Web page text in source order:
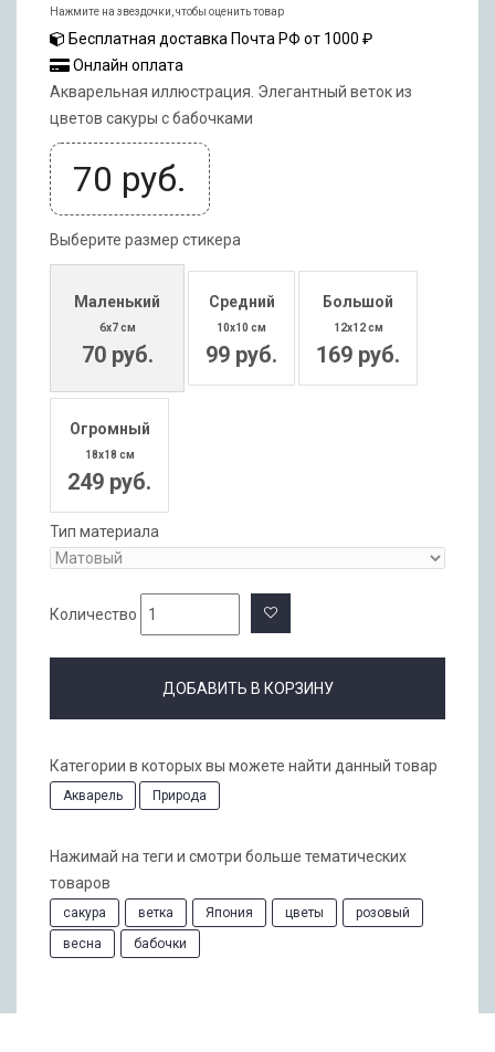
Нажмите на звездочки, чтобы оценить товар
Бесплатная доставка Почта РФ от 1000 ₽
Онлайн оплата
Акварельная иллюстрация. Элегантный веток из
цветов сакуры с бабочками
70 руб.
Выберите размер стикера
Маленький
6x7 см
70 руб.
Средний
10x10 см
99 руб.
Большой
12x12 см
169 руб.
Огромный
18x18 см
249 руб.
Тип материала
Количество
ДОБАВИТЬ В КОРЗИНУ
Категории в которых вы можете найти данный товар
Акварель Природа
Нажимай на теги и смотри больше тематических
товаров
сакура ветка Япония цветы
розовый
весна
бабочки